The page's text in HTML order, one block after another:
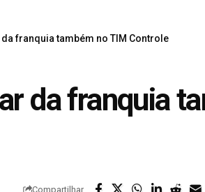
franquia também no TIM Controle
da franquia
Compartilhar